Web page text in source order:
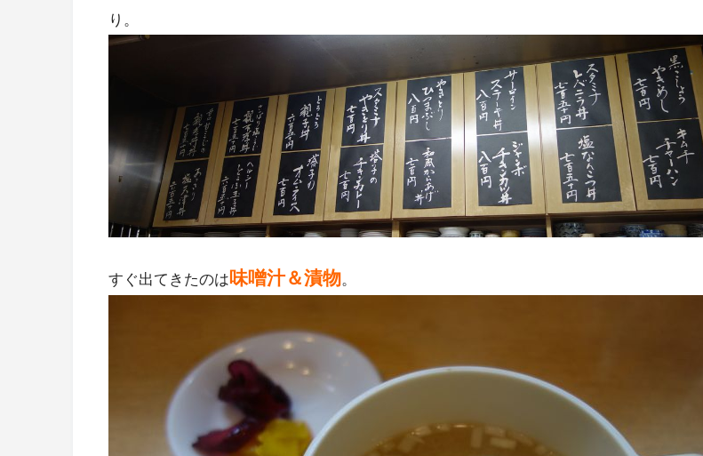
り。
すぐ出てきたのは 味噌汁＆漬物。